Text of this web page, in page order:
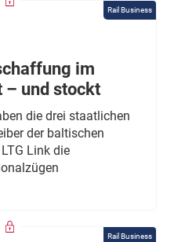
Rail Business
im
und stockt
die drei staatlichen
der baltischen
Link die
Rail Business